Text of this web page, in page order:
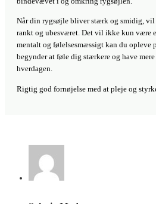
Når din rygsøjle bliver stærk og smidig, vil
rankt og ubesværet. Det vil ikke kun være
mentalt og følelsesmæssigt kan du opleve
begynder at føle dig stærkere og have
hverdagen.
Rigtig god fornøjelse med at pleje og